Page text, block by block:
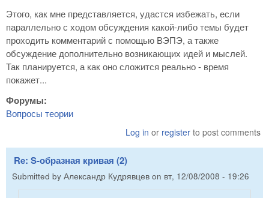
Этого, как мне представляется, удастся избежать, если
параллельно с ходом обсуждения какой-либо темы будет
проходить комментарий с помощью ВЭПЭ, а также
обсуждение дополнительно возникающих идей и мыслей.
Так планируется, а как оно сложится реально - время
покажет...
Форумы:
Вопросы теории
Log in or register to post comments
Re: S-образная кривая (2)
Submitted by Александр Кудрявцев on вт, 12/08/2008 - 19:26